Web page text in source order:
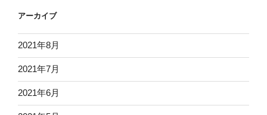
アーカイブ
2021年8月
2021年7月
2021年6月